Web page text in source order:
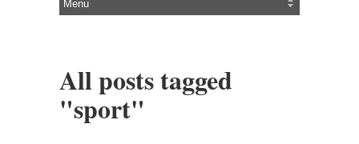
All posts tagged
"sport"